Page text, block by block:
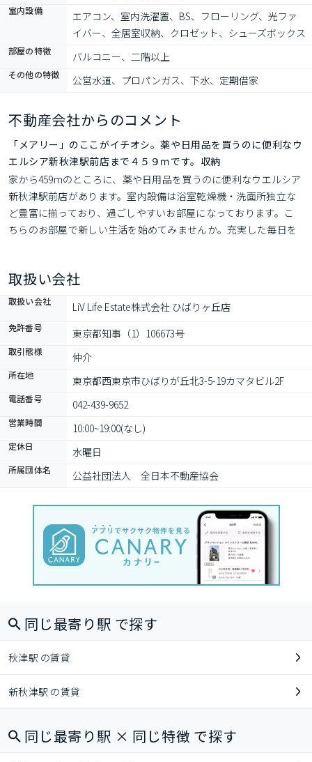
室内設備
エアコン、室内洗濯置、BS、フローリング、光ファ
イバー、全居室収納、クロゼット、シューズボックス
部屋の特徴 バルコニー、二階以上
その他の特徴 公営水道、プロパンガス、下水、定期借家
不動産会社からのコメント
「メアリー」のここがイチオシ。薬や日用品を買うのに便利なウ
エルシア新秋津駅前店まで４５９ｍです。収納
家から459mのところに、薬や日用品を買うのに便利なウエルシア
新秋津駅前店があります。室内設備は浴室乾燥機・洗面所独立な
ど豊富に揃っており、過ごしやすいお部屋になっております。こ
ちらのお部屋で新しい生活を始めてみませんか。充実した毎日を
い。
取扱い会社
取扱い会社 LiV Life Estate株式会社 ひばりヶ丘店
免許番号 東京都知事（1）106673号
取引態様 仲介
所在地 東京都西東京市ひばりが丘北3-5-19カマタビル2F
電話番号 042-439-9652
営業時間 10:00~19:00(なし)
定休日 水曜日
所属団体名 公益社団法人　全日本不動産協会
同じ最寄り駅 で探す
秋津駅 の賃貸
新秋津駅 の賃貸
同じ最寄り駅 × 同じ特徴 で探す